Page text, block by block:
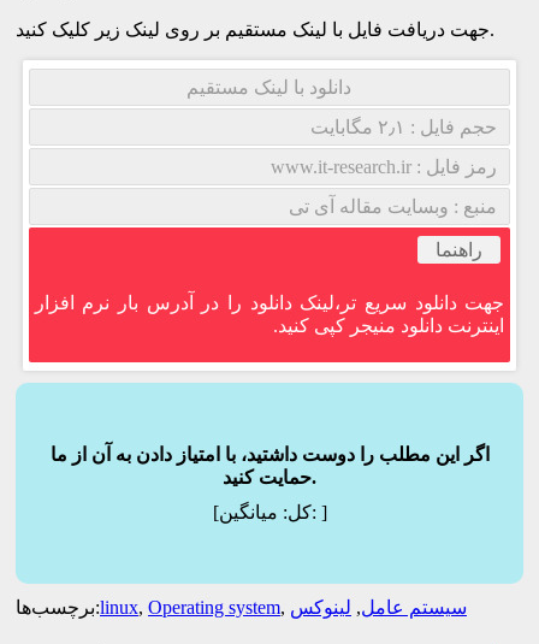
جهت دریافت فایل با لینک مستقیم بر روی لینک زیر کلیک کنید.
دانلود با لینک مستقیم
حجم فایل : ۲٫۱ مگابایت
رمز فایل : www.it-research.ir
منبع : وبسایت مقاله آی تی
راهنما
جهت دانلود سریع تر،لینک دانلود را در آدرس بار نرم افزار
اینترنت دانلود منیجر کپی کنید.
اگر این مطلب را دوست داشتید، با امتیاز دادن به آن از ما
حمایت کنید.
[کل:میانگین: ]
برچسب‌ها:linux, Operating system, سیستم عامل, لینوکس